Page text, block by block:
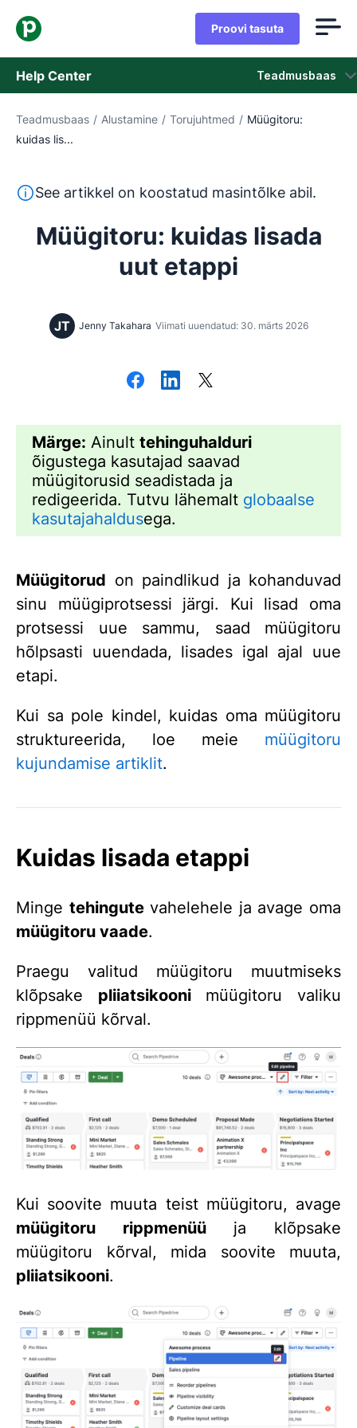
Proovi tasuta
Help Center Teadmusbaas
Teadmusbaas
Võta ühendust klienditoega
Teadmusbaas / Alustamine / Torujuhtmed / Müügitoru:
kuidas lis...
See tekst on tõlgitud inglise keelest
See artikkel on koostatud masintõlke abil.
Müügitoru: kuidas lisada
uut etappi
JT Jenny Takahara Viimati uuendatud: 30. märts 2026
Märge: Ainult tehinguhalduri
õigustega kasutajad saavad
müügitorusid seadistada ja
redigeerida. Tutvu lähemalt globaalse
kasutajahaldusega.
Müügitorud on paindlikud ja kohanduvad
sinu müügiprotsessi järgi. Kui lisad oma
protsessi uue sammu, saad müügitoru
hõlpsasti uuendada, lisades igal ajal uue
etapi.
Kui sa pole kindel, kuidas oma müügitoru
struktureerida, loe meie müügitoru
kujundamise artiklit.
Kuidas lisada etappi
Minge tehingutevahelehele ja avage oma
müügitoru vaade.
Praegu valitud müügitoru muutmiseks
klõpsake pliiatsikoonimüügitoru valiku
rippmenüü kõrval.
Kui soovite muuta teist müügitoru, avage
müügitoru rippmenüüja klõpsake
müügitoru kõrval, mida soovite muuta,
pliiatsikooni.